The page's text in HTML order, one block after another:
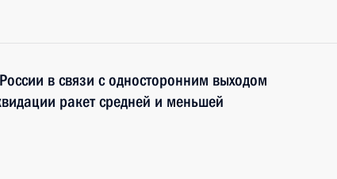
в связи с односторонним выходом
ракет средней и меньшей